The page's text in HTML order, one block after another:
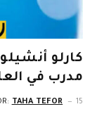
كارلو
مدرب في
TAHA TEFOR 15 سبتمبر، 2025